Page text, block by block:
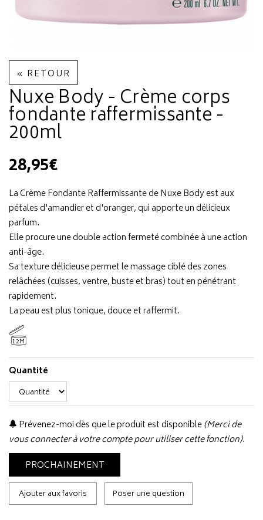
« RETOUR
Nuxe Body - Crème corps
fondante raffermissante -
200ml
28,95€
La Crème Fondante Raffermissante de Nuxe Body est aux
pétales d'amandier et d'oranger, qui apporte un délicieux
parfum.
Elle procure une double action fermeté combinée à une action
anti-âge.
Sa texture délicieuse permet le massage ciblé des zones
relâchées (cuisses, ventre, buste et bras) tout en pénétrant
rapidement.
La peau est plus tonique, douce et raffermit.
12M
Quantité
Prévenez-moi dès que le produit est disponible(Merci de
vous connecter à votre compte pour utiliser cette fonction).
PROCHAINEMENT
Ajouter aux favoris Poser une question